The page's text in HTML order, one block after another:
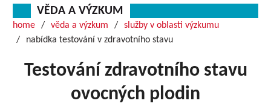
VĚDA A VÝZKUM
home věda a výzkum
služby v oblasti výzkumu
nabídka testování v zdravotního stavu
Testování zdravotního stavu
ovocných plodin